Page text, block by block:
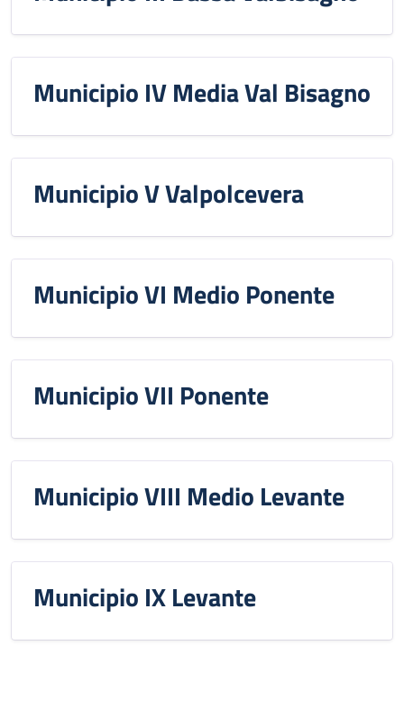
Municipio IV Media Val Bisagno
Municipio V Valpolcevera
Municipio VI Medio Ponente
Municipio VII Ponente
Municipio VIII Medio Levante
Municipio IX Levante